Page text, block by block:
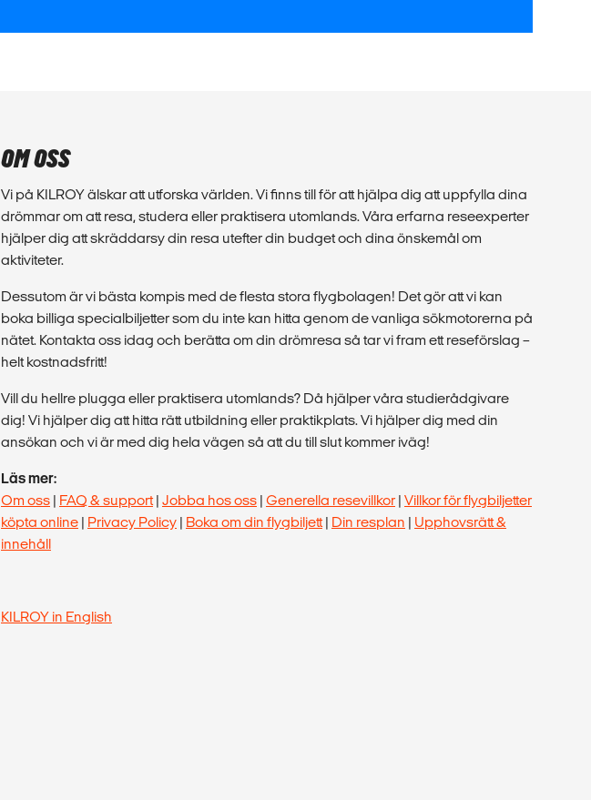
OM OSS
Vi på KILROY älskar att utforska världen. Vi finns till för att hjälpa dig att uppfylla dina
drömmar om att resa, studera eller praktisera utomlands. Våra erfarna reseexperter
hjälper dig att skräddarsy din resa utefter din budget och dina önskemål om
aktiviteter.
Dessutom är vi bästa kompis med de flesta stora flygbolagen! Det gör att vi kan
boka billiga specialbiljetter som du inte kan hitta genom de vanliga sökmotorerna på
nätet. Kontakta oss idag och berätta om din drömresa så tar vi fram ett reseförslag –
helt kostnadsfritt!
Vill du hellre plugga eller praktisera utomlands? Då hjälper våra studierådgivare
dig! Vi hjälper dig att hitta rätt utbildning eller praktikplats. Vi hjälper dig med din
ansökan och vi är med dig hela vägen så att du till slut kommer iväg!
Läs mer:
Om oss | FAQ & support| Jobba hos oss | Generella resevillkor | Villkor för flygbiljetter
köpta online | Privacy Policy | Boka om din flygbiljett| Din resplan | Upphovsrätt &
innehåll
KILROY in English